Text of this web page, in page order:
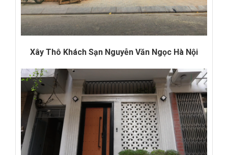
Xây Thô Khách Sạn Nguyễn Văn Ngọc Hà Nội